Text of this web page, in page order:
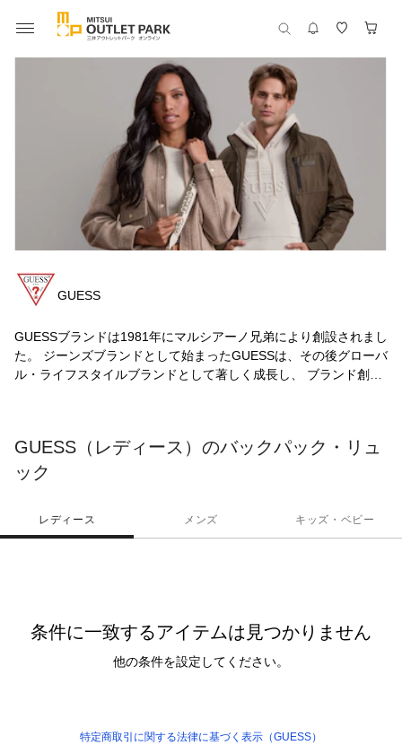
GUESS
GUESSブランドは1981年にマルシアーノ兄弟により創設されまし
た。 ジーンズブランドとして始まったGUESSは、その後グローバ
ル・ライフスタイルブランドとして著しく成長し、 ブランド創設
GUESS（レディース）のバックパック・リュ
ック
レディース メンズ キッズ・ベビー
条件に一致するアイテムは見つかりません
他の条件を設定してください。
特定商取引に関する法律に基づく表示（GUESS）